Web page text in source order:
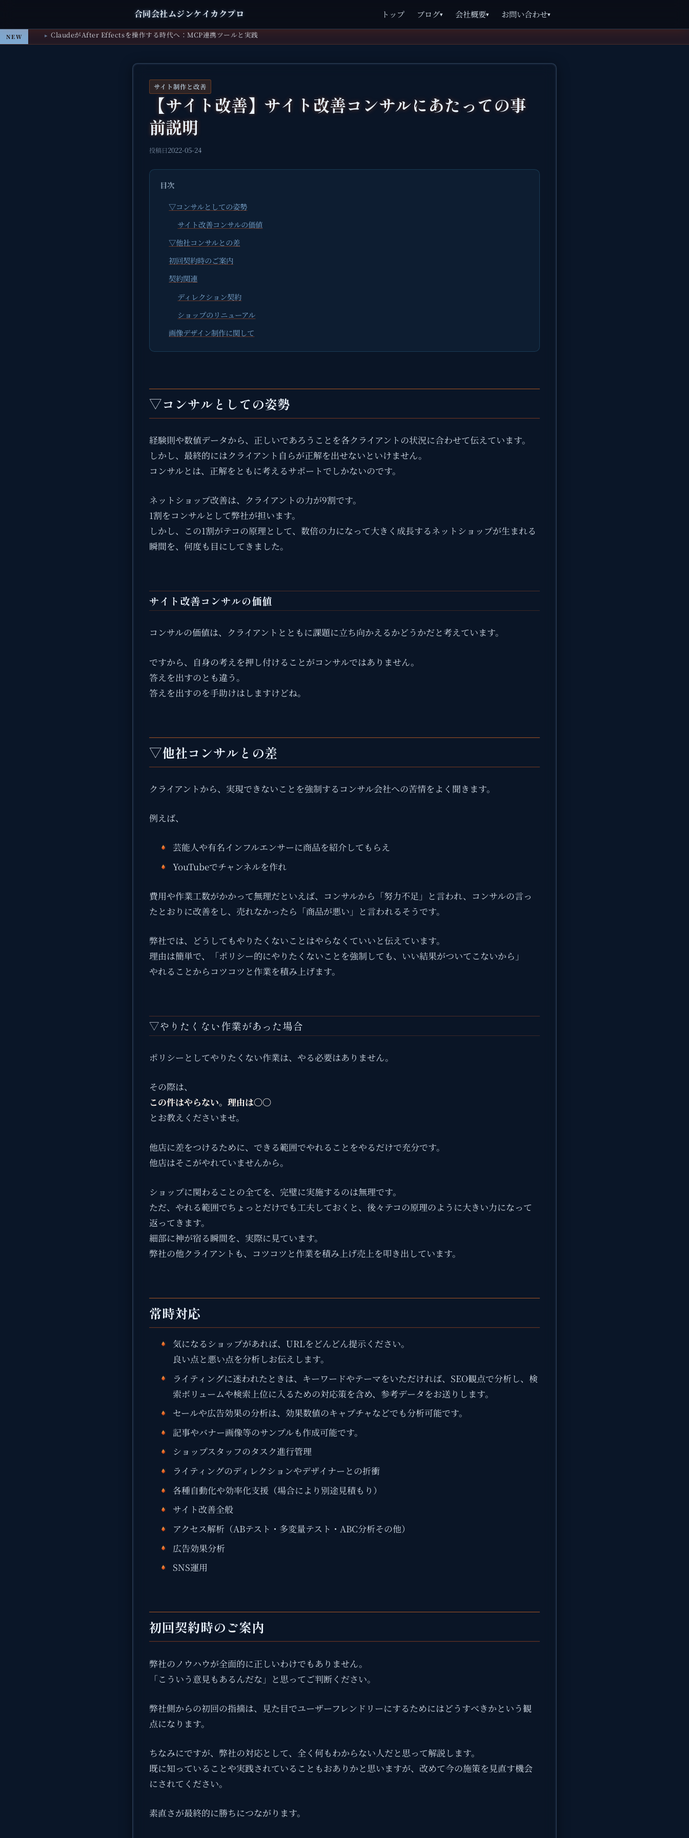
合同会社ムジンケイカクプロ トップ ブログ▾ 会社概要▾ お問い合わせ▾
NEW ClaudeがAfter Effectsを操作する時代へ：MCP連携ツールと実践
サイト制作と改善
【サイト改善】サイト改善コンサルにあたっての事
前説明
投稿日2022-05-24
目次
▽コンサルとしての姿勢
サイト改善コンサルの価値
▽他社コンサルとの差
初回契約時のご案内
契約関連
ディレクション契約
ショップのリニューアル
画像デザイン制作に関して
▽コンサルとしての姿勢
経験則や数値データから、正しいであろうことを各クライアントの状況に合わせて伝えています。
しかし、最終的にはクライアント自らが正解を出せないといけません。
コンサルとは、正解をともに考えるサポートでしかないのです。
ネットショップ改善は、クライアントの力が9割です。
1割をコンサルとして弊社が担います。
しかし、この1割がテコの原理として、数倍の力になって大きく成長するネットショップが生まれる
瞬間を、何度も目にしてきました。
サイト改善コンサルの価値
コンサルの価値は、クライアントとともに課題に立ち向かえるかどうかだと考えています。
ですから、自身の考えを押し付けることがコンサルではありません。
答えを出すのとも違う。
答えを出すのを手助けはしますけどね。
▽他社コンサルとの差
クライアントから、実現できないことを強制するコンサル会社への苦情をよく聞きます。
例えば、
芸能人や有名インフルエンサーに商品を紹介してもらえ
YouTubeでチャンネルを作れ
費用や作業工数がかかって無理だといえば、コンサルから「努力不足」と言われ、コンサルの言っ
たとおりに改善をし、売れなかったら「商品が悪い」と言われるそうです。
弊社では、どうしてもやりたくないことはやらなくていいと伝えています。
理由は簡単で、「ポリシー的にやりたくないことを強制しても、いい結果がついてこないから」
やれることからコツコツと作業を積み上げます。
▽やりたくない作業があった場合
ポリシーとしてやりたくない作業は、やる必要はありません。
その際は、
この件はやらない。理由は〇〇
とお教えくださいませ。
他店に差をつけるために、できる範囲でやれることをやるだけで充分です。
他店はそこがやれていませんから。
ショップに関わることの全てを、完璧に実施するのは無理です。
ただ、やれる範囲でちょっとだけでも工夫しておくと、後々テコの原理のように大きい力になって
返ってきます。
細部に神が宿る瞬間を、実際に見ています。
弊社の他クライアントも、コツコツと作業を積み上げ売上を叩き出しています。
常時対応
気になるショップがあれば、URLをどんどん提示ください。
良い点と悪い点を分析しお伝えします。
ライティングに迷われたときは、キーワードやテーマをいただければ、SEO観点で分析し、検
索ボリュームや検索上位に入るための対応策を含め、参考データをお送りします。
セールや広告効果の分析は、効果数値のキャプチャなどでも分析可能です。
記事やバナー画像等のサンプルも作成可能です。
ショップスタッフのタスク進行管理
ライティングのディレクションやデザイナーとの折衝
各種自動化や効率化支援（場合により別途見積もり）
サイト改善全般
アクセス解析（ABテスト・多変量テスト・ABC分析その他）
広告効果分析
SNS運用
初回契約時のご案内
弊社のノウハウが全面的に正しいわけでもありません。
「こういう意見もあるんだな」と思ってご判断ください。
弊社側からの初回の指摘は、見た目でユーザーフレンドリーにするためにはどうすべきかという観
点になります。
ちなみにですが、弊社の対応として、全く何もわからない人だと思って解説します。
既に知っていることや実践されていることもおありかと思いますが、改めて今の施策を見直す機会
にされてください。
素直さが最終的に勝ちにつながります。